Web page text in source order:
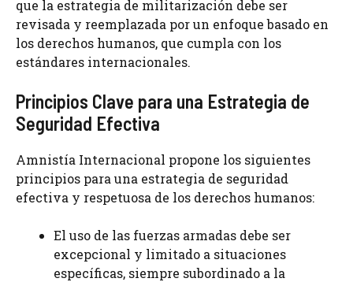
que la estrategia de militarización debe ser
revisada y reemplazada por un enfoque basado en
los derechos humanos, que cumpla con los
estándares internacionales.
Principios Clave para una Estrategia de
Seguridad Efectiva
Amnistía Internacional propone los siguientes
principios para una estrategia de seguridad
efectiva y respetuosa de los derechos humanos:
El uso de las fuerzas armadas debe ser
excepcional y limitado a situaciones
específicas, siempre subordinado a la